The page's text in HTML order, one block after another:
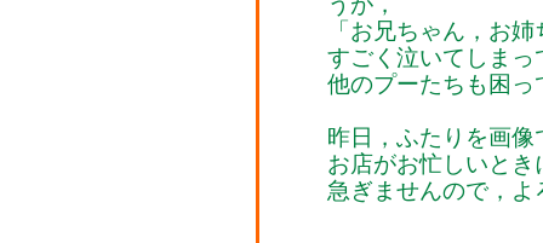
「お兄ちゃん，お
すごく泣いてしま
他のプーたちも困
昨日，ふたりを画
お店がお忙しいと
急ぎませんので，